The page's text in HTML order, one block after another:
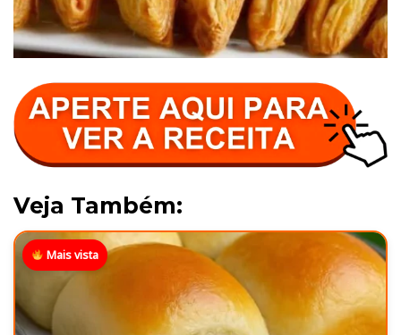
Veja Também:
Mais vista